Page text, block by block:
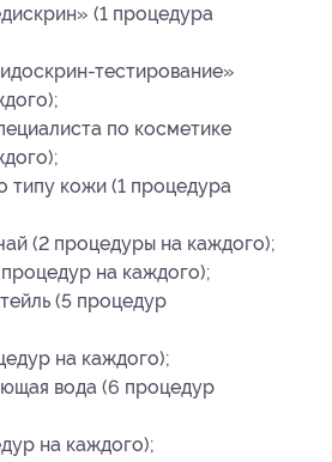
(1 процедура
тестирование»
по косметике
типу кожи (1 процедура
(2 процедуры на каждого);
на каждого);
(5 процедур
на каждого);
вода (6 процедур
на каждого);